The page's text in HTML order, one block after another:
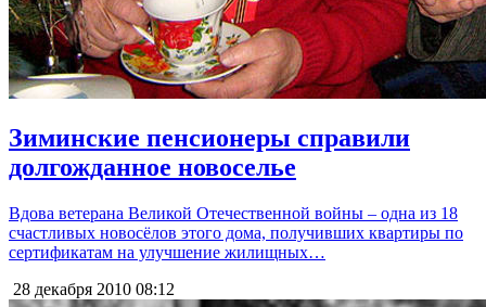
Зиминские пенсионеры справили
долгожданное новоселье
Вдова ветерана Великой Отечественной войны – одна из 18
счастливых новосёлов этого дома, получивших квартиры по
сертификатам на улучшение жилищных…
28 декабря 2010 08:12